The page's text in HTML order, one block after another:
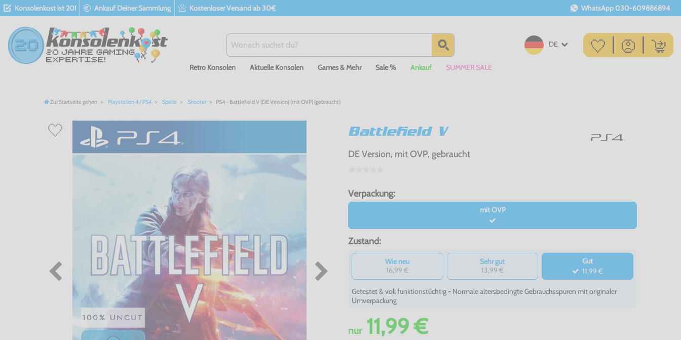
Konsolenkost ist 20! Ankauf Deiner Sammlung Kostenloser Versand ab 30€ WhatsApp 030-609886894
DE
Retro Konsolen Aktuelle Konsolen Games & Mehr Sale % Ankauf SUMMER SALE
Zur Startseite gehen Playstation 4 / PS4 Spiele Shooter PS4 - Battlefield V (DE Version) (mit OVP) (gebraucht)
Battlefield V
DE Version, mit OVP, gebraucht
Verpackung:
mit OVP
Zustand:
Wie neu
16,99 €
Sehr gut
13,99 €
Gut
11,99 €
Getestet & voll funktionstüchtig - Normale altersbedingte Gebrauchsspuren mit originaler
Umverpackung
nur11,99 €